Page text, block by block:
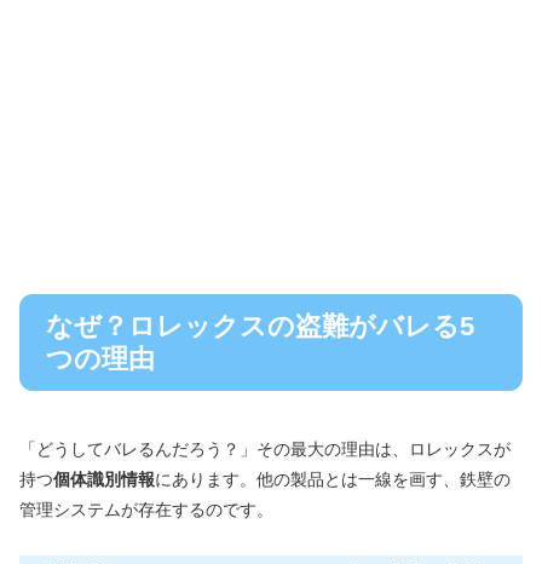
なぜ？ロレックスの盗難がバレる5
つの理由
「どうしてバレるんだろう？」その最大の理由は、ロレックスが
持つ個体識別情報にあります。他の製品とは一線を画す、鉄壁の
管理システムが存在するのです。